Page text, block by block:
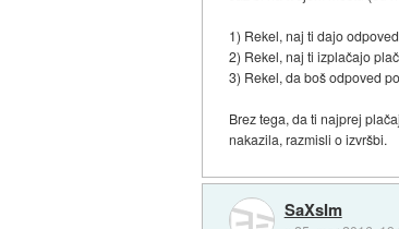
1) Rekel, naj ti dajo
2) Rekel, naj ti izplačajo
3) Rekel, da boš odpoved
Brez tega, da ti najprej
nakazila, razmisli o izvršbi.
SaXsIm